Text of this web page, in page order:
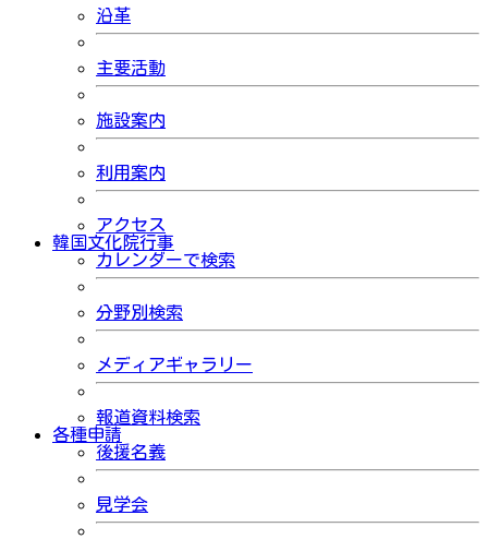
沿革
主要活動
施設案内
利用案内
アクセス
韓国文化院行事
カレンダーで検索
分野別検索
メディアギャラリー
報道資料検索
各種申請
後援名義
見学会